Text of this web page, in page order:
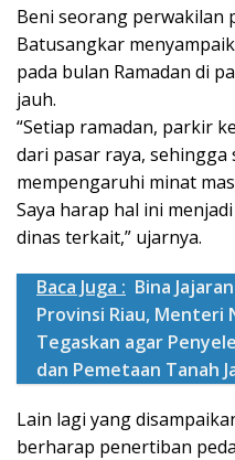
Beni seorang perwakilan
Batusangkar
pada bulan Ramadan di
jauh.
“Setiap ramadan, parkir
dari pasar raya,
mempengaruhi minat
Saya harap hal ini
dinas terkait,” ujarnya.
Baca Juga : Bina
Provinsi Riau, Menteri
Tegaskan agar
dan Pemetaan Tanah
Lain lagi yang
berharap penertiban